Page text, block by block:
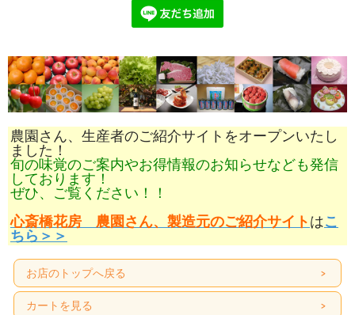
農園さん、生産者のご紹介サイトをオープンいたし
ました！
旬の味覚のご案内やお得情報のお知らせなども発信
しております！
ぜひ、ご覧ください！！
心斎橋花房 農園さん、製造元のご紹介サイト はこ
ちら＞＞
お店のトップへ戻る
カートを見る